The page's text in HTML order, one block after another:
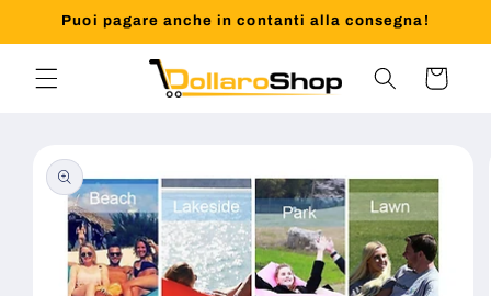
direttamente
ai contenuti
Puoi pagare anche in contanti alla consegna!
Carrello
informazioni
sul prodotto